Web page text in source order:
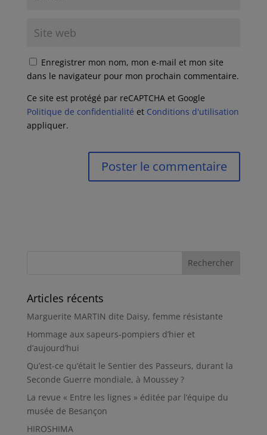
Enregistrer mon nom, mon e-mail et mon site
dans le navigateur pour mon prochain commentaire.
Ce site est protégé par reCAPTCHA et Google
Politique de confidentialité et Conditions d'utilisation
appliquer.
Articles récents
Marguerite MARTIN dite Daisy, femme résistante
Hommage aux sapeurs-pompiers d’hier et
d’aujourd’hui
Qu’est-ce qu’était le Sentier des Passeurs, durant la
Seconde Guerre mondiale, à Moussey ?
La revue « Entre les lignes » éditée par l’équipe du
musée de Besançon
HIROSHIMA